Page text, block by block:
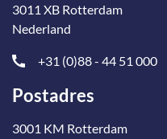
3011 XB Rotterdam
Nederland
+31 (0)88 - 44 51 000
Postadres
3001 KM Rotterdam